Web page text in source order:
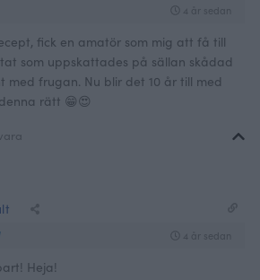
4 år sedan
fick en amatör som mig att få till
som uppskattades på sällan skådad
med frugan. Nu blir det 10 år till med
rätt 😁😍
4 år sedan
Heja!